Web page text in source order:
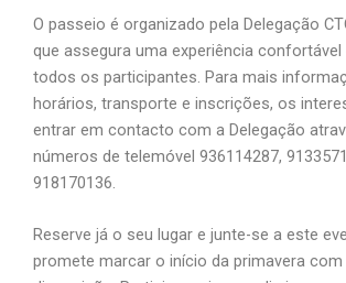
O passeio é organizado pela Delegação
que assegura uma experiência confortável
todos os participantes. Para mais
horários, transporte e inscrições, os
entrar em contacto com a Delegação
números de telemóvel 936114287,
918170136.
Reserve já o seu lugar e junte-se a este
promete marcar o início da primavera